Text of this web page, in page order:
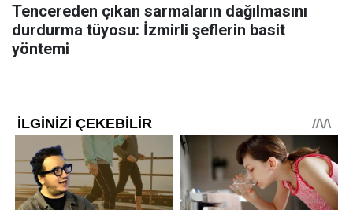
Tencereden çıkan sarmaların dağılmasını
durdurma tüyosu: İzmirli şeflerin basit
yöntemi